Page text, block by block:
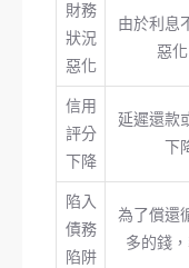
財務
狀況
惡化
由於利息
惡
信用
評分
下降
延遲還款
下
陷入
債務
陷阱
為了償還
多的錢